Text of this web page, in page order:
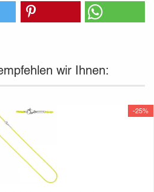
wir Ihnen:
-25%